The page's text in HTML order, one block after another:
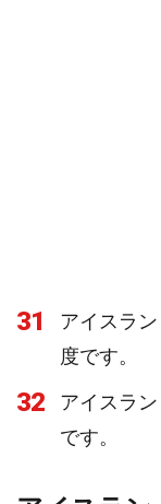
31
アイスラ
度です。
32
アイスラ
です。